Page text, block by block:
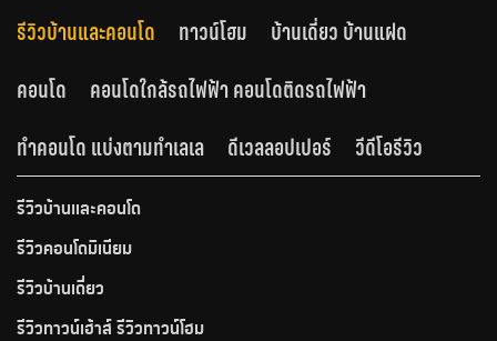
รีวิวบ้านและคอนโด ทาวน์โฮม
บ้านเดี่ยว บ้านแฝด
คอนโด
คอนโดใกล้รถไฟฟ้า คอนโดติดรถไฟฟ้า
ทำคอนโด แบ่งตามทำเลเล
ดีเวลลอปเปอร์ วีดีโอรีวิว
รีวิวบ้านและคอนโด
รีวิวคอนโดมิเนียม
รีวิวบ้านเดี่ยว
รีวิวทาวน์เฮ้าส์ รีวิวทาวน์โฮม